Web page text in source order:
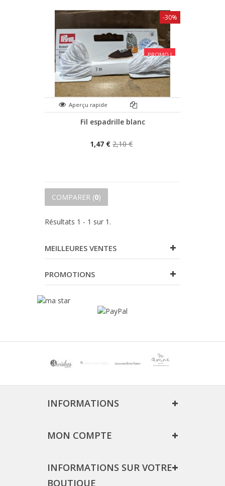
PROMO !
Aperçu rapide
Fil espadrille blanc
1,47 € 2,10 €
-30%
COMPARER (0)
Résultats 1 - 1 sur 1.
MEILLEURES VENTES
PROMOTIONS
INFORMATIONS
MON COMPTE
INFORMATIONS SUR VOTRE
BOUTIQUE